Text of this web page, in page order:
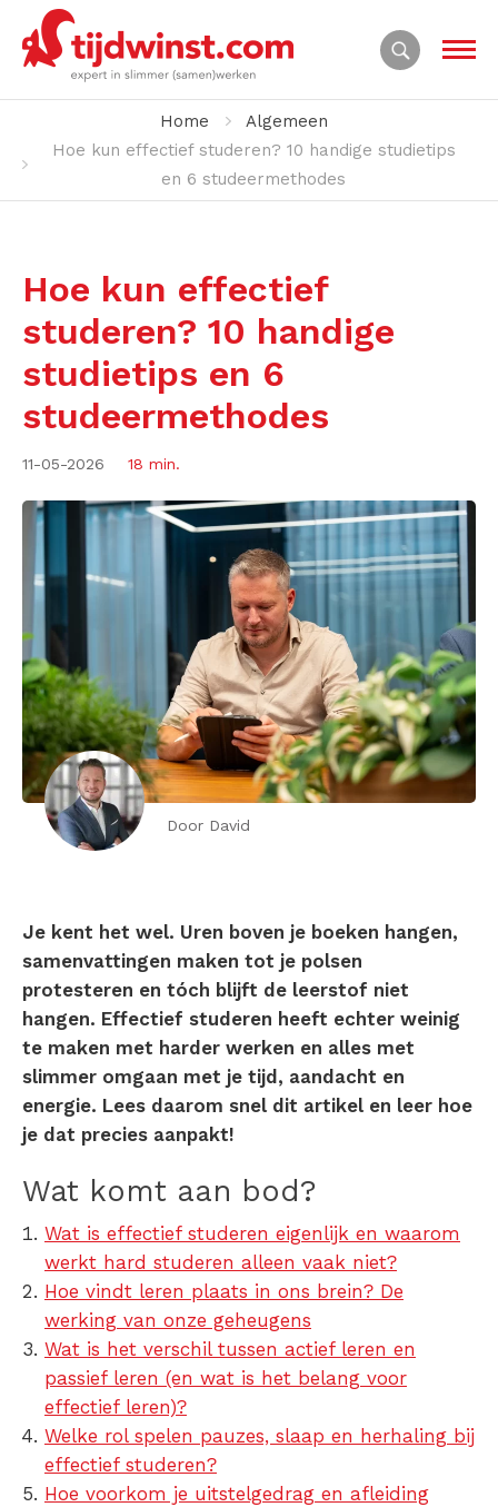
Home
Algemeen
Hoe kun effectief studeren? 10 handige studietips
en 6 studeermethodes
Hoe kun effectief
studeren? 10 handige
studietips en 6
studeermethodes
11-05-2026 18 min.
Door David
Je kent het wel. Uren boven je boeken hangen,
samenvattingen maken tot je polsen
protesteren en tóch blijft de leerstof niet
hangen. Effectief studeren heeft echter weinig
te maken met harder werken en alles met
slimmer omgaan met je tijd, aandacht en
energie. Lees daarom snel dit artikel en leer hoe
je dat precies aanpakt!
Wat komt aan bod?
Wat is effectief studeren eigenlijk en waarom
werkt hard studeren alleen vaak niet?
Hoe vindt leren plaats in ons brein? De
werking van onze geheugens
Wat is het verschil tussen actief leren en
passief leren (en wat is het belang voor
effectief leren)?
Welke rol spelen pauzes, slaap en herhaling bij
effectief studeren?
Hoe voorkom je uitstelgedrag en afleiding